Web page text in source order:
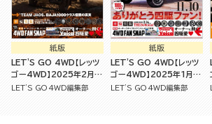
紙版
LET'S GO 4WD【レッツ
ゴー4WD】2025年2月号
[雑誌]
LET'S GO 4WD編集部
紙版
LET'S GO 4WD【レッツ
ゴー4WD】2025年1月号
[雑誌]
LET'S GO 4WD編集部